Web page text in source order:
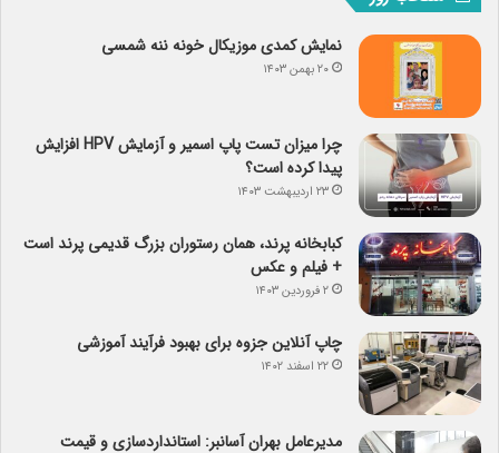
نمایش کمدی موزیکال خونه ننه شمسی
۲۰ بهمن ۱۴۰۳
چرا میزان تست پاپ اسمیر و آزمایش HPV افزایش
پیدا کرده است؟
۲۳ اردیبهشت ۱۴۰۳
کبابخانه پرند، همان رستوران بزرگ قدیمی پرند است
+ فیلم و عکس
۲ فروردین ۱۴۰۳
چاپ آنلاین جزوه برای بهبود فرآیند آموزشی
۲۲ اسفند ۱۴۰۲
مدیرعامل بهران آسانبر: استانداردسازی و قیمت